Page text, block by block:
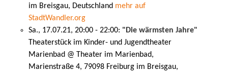
im Breisgau, Deutschland mehr auf
StadtWandler.org
Sa., 17.07.21, 20:00 - 22:00: "Die wärmsten Jahre"
Theaterstück im Kinder- und Jugendtheater
Marienbad @ Theater im Marienbad,
Marienstraße 4, 79098 Freiburg im Breisgau,